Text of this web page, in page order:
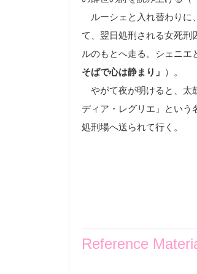
ルーシェと入れ替わりに
て、翌日処刑される女死刑
ルのもとへ走る。シェニエ
そばで心は静まり」 ）。
やがて夜が明けると、太
ディア・レグリエ」という
処刑場へ送られて行く。
Reference